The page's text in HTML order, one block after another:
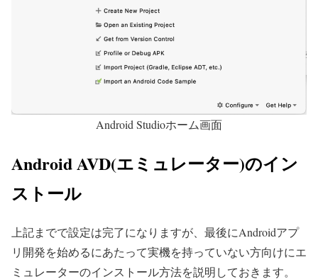
Android Studioホーム画面
Android AVD(エミュレーター)のイン
ストール
上記までで設定は完了になりますが、最後にAndroidアプ
リ開発を始めるにあたって実機を持っていない方向けにエ
ミュレーターのインストール方法を説明しておきます。